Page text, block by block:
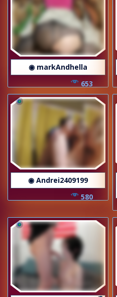
◉ markAndhella
653
◉ Andrei2409199
580